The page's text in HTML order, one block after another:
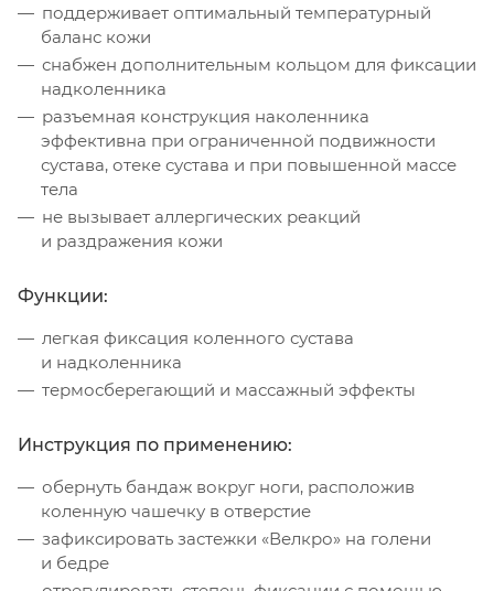
поддерживает оптимальный температурный
баланс кожи
снабжен дополнительным кольцом для фиксации
надколенника
разъемная конструкция наколенника
эффективна при ограниченной подвижности
сустава, отеке сустава и при повышенной массе
тела
не вызывает аллергических реакций
и раздражения кожи
Функции:
легкая фиксация коленного сустава
и надколенника
термосберегающий и массажный эффекты
Инструкция по применению:
обернуть бандаж вокруг ноги, расположив
коленную чашечку в отверстие
зафиксировать застежки «Велкро» на голени
и бедре